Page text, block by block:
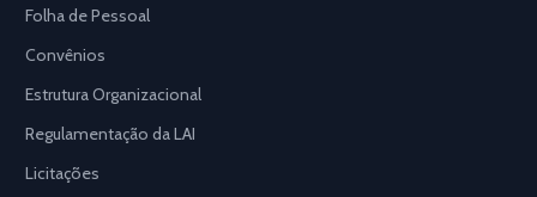
Folha de Pessoal
Convênios
Estrutura Organizacional
Regulamentação da LAI
Licitações